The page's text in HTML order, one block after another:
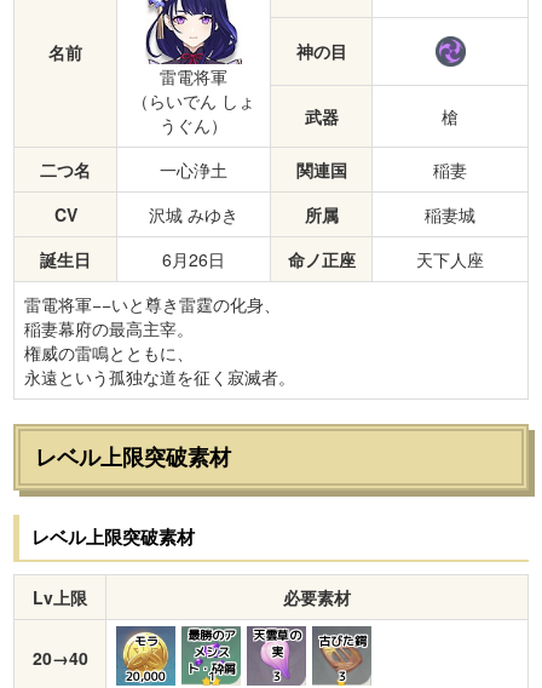
名前
雷電将軍
（らいでん しょ
うぐん）
神の目
武器 槍
二つ名 一心浄土 関連国
稲妻
CV
沢城 みゆき 所属
稲妻城
誕生日
6月26日 命ノ正座
天下人座
雷電将軍−−いと尊き雷霆の化身、
稲妻幕府の最高主宰。
権威の雷鳴とともに、
永遠という孤独な道を征く寂滅者。
レベル上限突破素材
レベル上限突破素材
Lv上限 必要素材
20→40
モラ
20,000
最勝のア
メシス
ト・砕屑
1
天雲草の
実
3
古びた鍔
3